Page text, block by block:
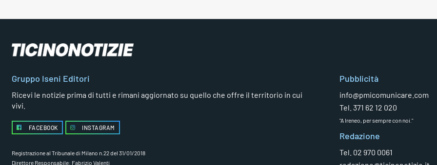
Gruppo Iseni Editori
Ricevi le notizie prima di tutti e rimani aggiornato su quello che offre il territorio in cui
vivi.
FACEBOOK INSTAGRAM
Registrazione al Tribunale di Milano n.22 del 31/01/2018
Direttore Responsabile: Fabrizio Valenti
Pubblicità
info@pmicomunicare.com
Tel. 371 62 12 020
"A Ireneo, per sempre con noi."
Redazione
Tel. 02 970 0061